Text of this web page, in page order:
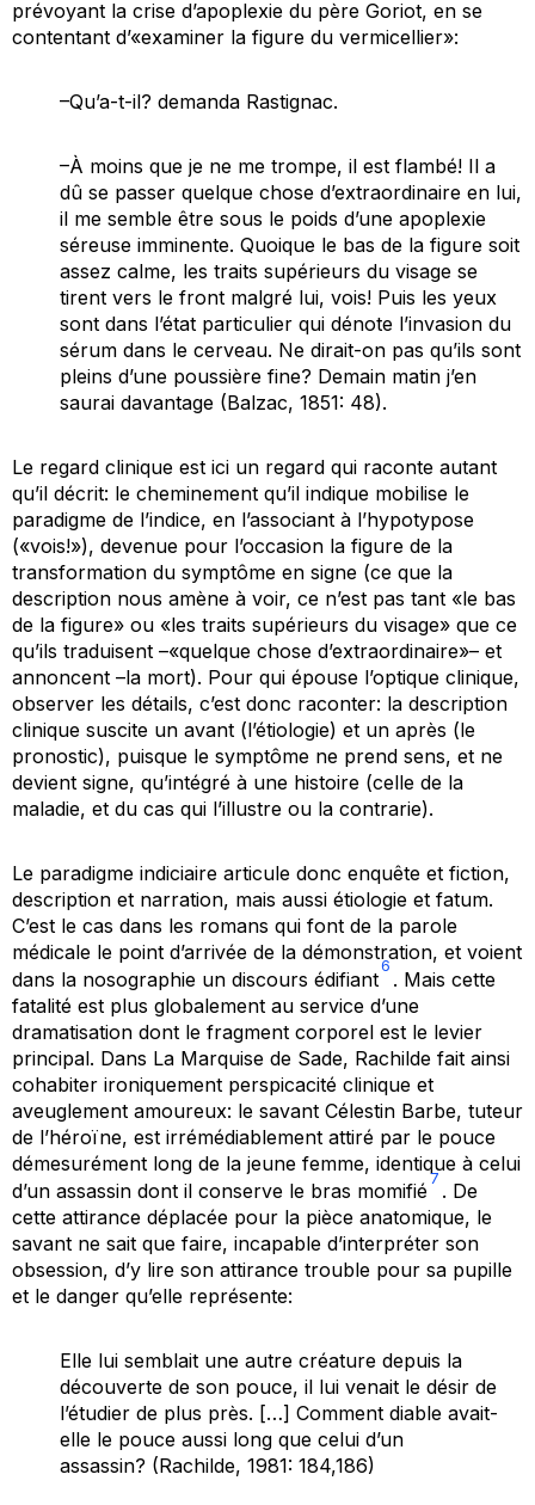
prévoyant la crise d’apoplexie du père Goriot, en se
contentant d’«examiner la figure du vermicellier»:
–Qu’a-t-il? demanda Rastignac.
–À moins que je ne me trompe, il est flambé! Il a
dû se passer quelque chose d’extraordinaire en lui,
il me semble être sous le poids d’une apoplexie
séreuse imminente. Quoique le bas de la figure soit
assez calme, les traits supérieurs du visage se
tirent vers le front malgré lui, vois! Puis les yeux
sont dans l’état particulier qui dénote l’invasion du
sérum dans le cerveau. Ne dirait-on pas qu’ils sont
pleins d’une poussière fine? Demain matin j’en
saurai davantage (Balzac, 1851: 48).
Le regard clinique est ici un regard qui raconte autant
qu’il décrit: le cheminement qu’il indique mobilise le
paradigme de l’indice, en l’associant à l’hypotypose
(«vois!»), devenue pour l’occasion la figure de la
transformation du symptôme en signe (ce que la
description nous amène à voir, ce n’est pas tant «le bas
de la figure» ou «les traits supérieurs du visage» que ce
qu’ils traduisent –«quelque chose d’extraordinaire»– et
annoncent –la mort). Pour qui épouse l’optique clinique,
observer les détails, c’est donc raconter: la description
clinique suscite un avant (l’étiologie) et un après (le
pronostic), puisque le symptôme ne prend sens, et ne
devient signe, qu’intégré à une histoire (celle de la
maladie, et du cas qui l’illustre ou la contrarie).
Le paradigme indiciaire articule donc enquête et fiction,
description et narration, mais aussi étiologie et fatum.
C’est le cas dans les romans qui font de la parole
médicale le point d’arrivée de la démonstration, et voient
dans la nosographie un discours édifiant
6
. Mais cette
fatalité est plus globalement au service d’une
dramatisation dont le fragment corporel est le levier
principal. Dans La Marquise de Sade, Rachilde fait ainsi
cohabiter ironiquement perspicacité clinique et
aveuglement amoureux: le savant Célestin Barbe, tuteur
de l’héroïne, est irrémédiablement attiré par le pouce
démesurément long de la jeune femme, identique à celui
d’un assassin dont il conserve le bras momifié
7
. De
cette attirance déplacée pour la pièce anatomique, le
savant ne sait que faire, incapable d’interpréter son
obsession, d’y lire son attirance trouble pour sa pupille
et le danger qu’elle représente:
Elle lui semblait une autre créature depuis la
découverte de son pouce, il lui venait le désir de
l’étudier de plus près. […] Comment diable avait-
elle le pouce aussi long que celui d’un
assassin? (Rachilde, 1981: 184,186)